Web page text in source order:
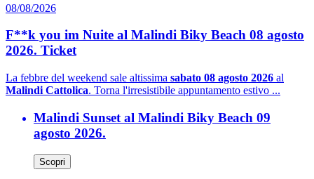
08/08/2026
F**k you im Nuite al Malindi Biky Beach 08 agosto
2026. Ticket
La febbre del weekend sale altissima sabato 08 agosto 2026 al
Malindi Cattolica. Torna l'irresistibile appuntamento estivo ...
Malindi Sunset al Malindi Biky Beach 09
agosto 2026.
Scopri